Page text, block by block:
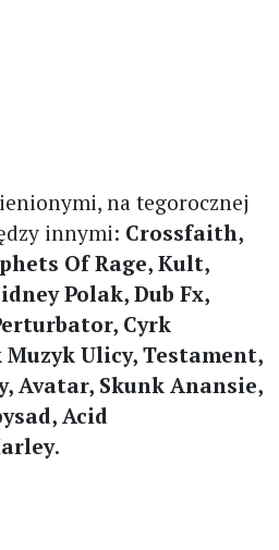
na tegorocznej
innymi: Crossfaith,
Of Rage, Kult,
Polak, Dub Fx,
Cyrk
Ulicy, Testament,
Avatar, Skunk Anansie,
Acid
.